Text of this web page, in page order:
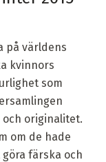
på världens
kvinnors
som
originalitet.
om de hade
färska och